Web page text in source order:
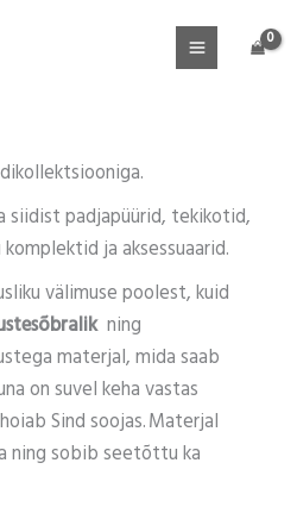
siidist padjapüürid, tekikotid,
ja aksessuaarid.
välimuse poolest, kuid
ning
materjal, mida saab
on suvel keha vastas
Sind soojas. Materjal
ning sobib seetõttu ka